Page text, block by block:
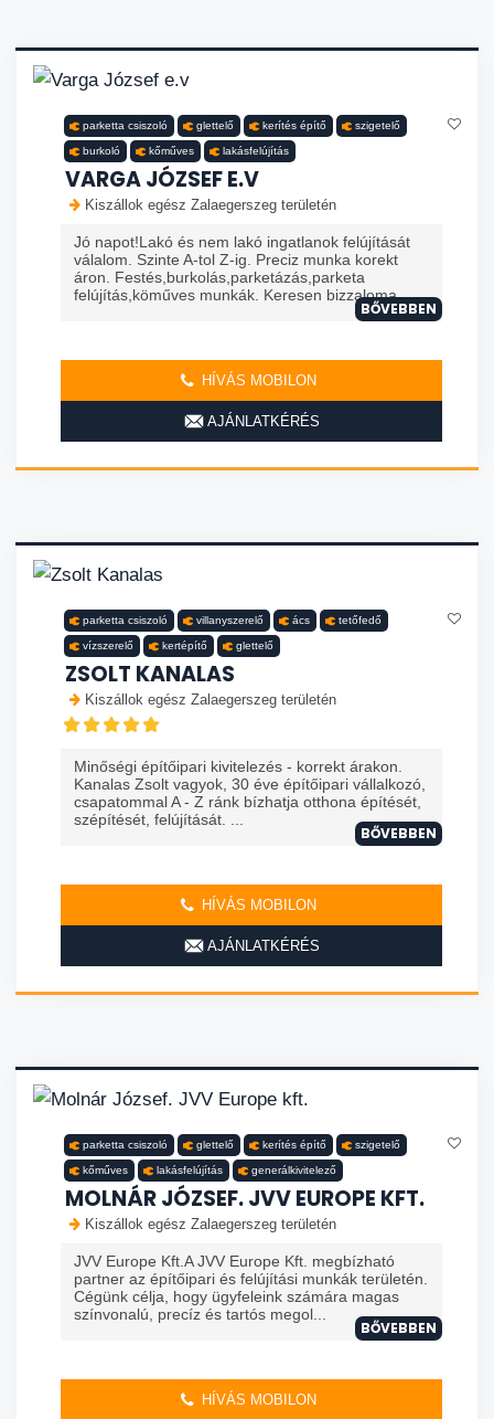
parketta csiszoló glettelő kerítés építő szigetelő
burkoló kőműves lakásfelújítás
VARGA JÓZSEF E.V
Kiszállok egész Zalaegerszeg területén
Jó napot!Lakó és nem lakó ingatlanok felújítását
válalom. Szinte A-tol Z-ig. Preciz munka korekt
áron. Festés,burkolás,parketázás,parketa
felújítás,köműves munkák. Keresen bizzaloma
BŐVEBBEN
HÍVÁS MOBILON
AJÁNLATKÉRÉS
parketta csiszoló villanyszerelő ács tetőfedő
vízszerelő kertépítő glettelő
ZSOLT KANALAS
Kiszállok egész Zalaegerszeg területén
Minőségi építőipari kivitelezés - korrekt árakon.
Kanalas Zsolt vagyok, 30 éve építőipari vállalkozó,
csapatommal A - Z ránk bízhatja otthona építését,
szépítését, felújítását. ...
BŐVEBBEN
HÍVÁS MOBILON
AJÁNLATKÉRÉS
parketta csiszoló glettelő kerítés építő szigetelő
kőműves lakásfelújítás generálkivitelező
MOLNÁR JÓZSEF. JVV EUROPE KFT.
Kiszállok egész Zalaegerszeg területén
JVV Europe Kft.A JVV Europe Kft. megbízható
partner az építőipari és felújítási munkák területén.
Cégünk célja, hogy ügyfeleink számára magas
színvonalú, precíz és tartós megol...
BŐVEBBEN
HÍVÁS MOBILON